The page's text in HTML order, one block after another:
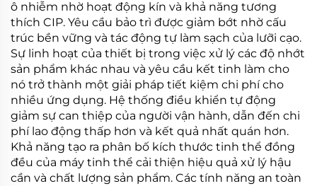
ô nhiễm nhờ hoạt động kín và khả năng tương
thích CIP. Yêu cầu bảo trì được giảm bớt nhờ cấu
trúc bền vững và tác động tự làm sạch của lưỡi cạo.
Sự linh hoạt của thiết bị trong việc xử lý các độ nhớt
sản phẩm khác nhau và yêu cầu kết tinh làm cho
nó trở thành một giải pháp tiết kiệm chi phí cho
nhiều ứng dụng. Hệ thống điều khiển tự động
giảm sự can thiệp của người vận hành, dẫn đến chi
phí lao động thấp hơn và kết quả nhất quán hơn.
Khả năng tạo ra phân bố kích thước tinh thể đồng
đều của máy tinh thể cải thiện hiệu quả xử lý hậu
cần và chất lượng sản phẩm. Các tính năng an toàn